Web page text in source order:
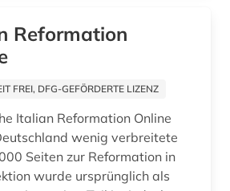
(2)
(1)
Reformation
FREI, DFG-GEFÖRDERTE LIZENZ
Italian Reformation Online
wenig verbreitete
Seiten zur Reformation in
wurde ursprünglich als